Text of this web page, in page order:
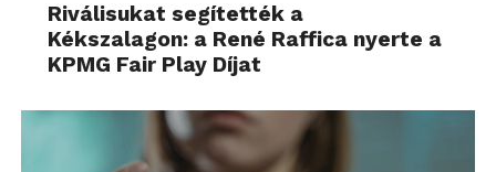
Riválisukat segítették a
Kékszalagon: a René Raffica nyerte a
KPMG Fair Play Díjat